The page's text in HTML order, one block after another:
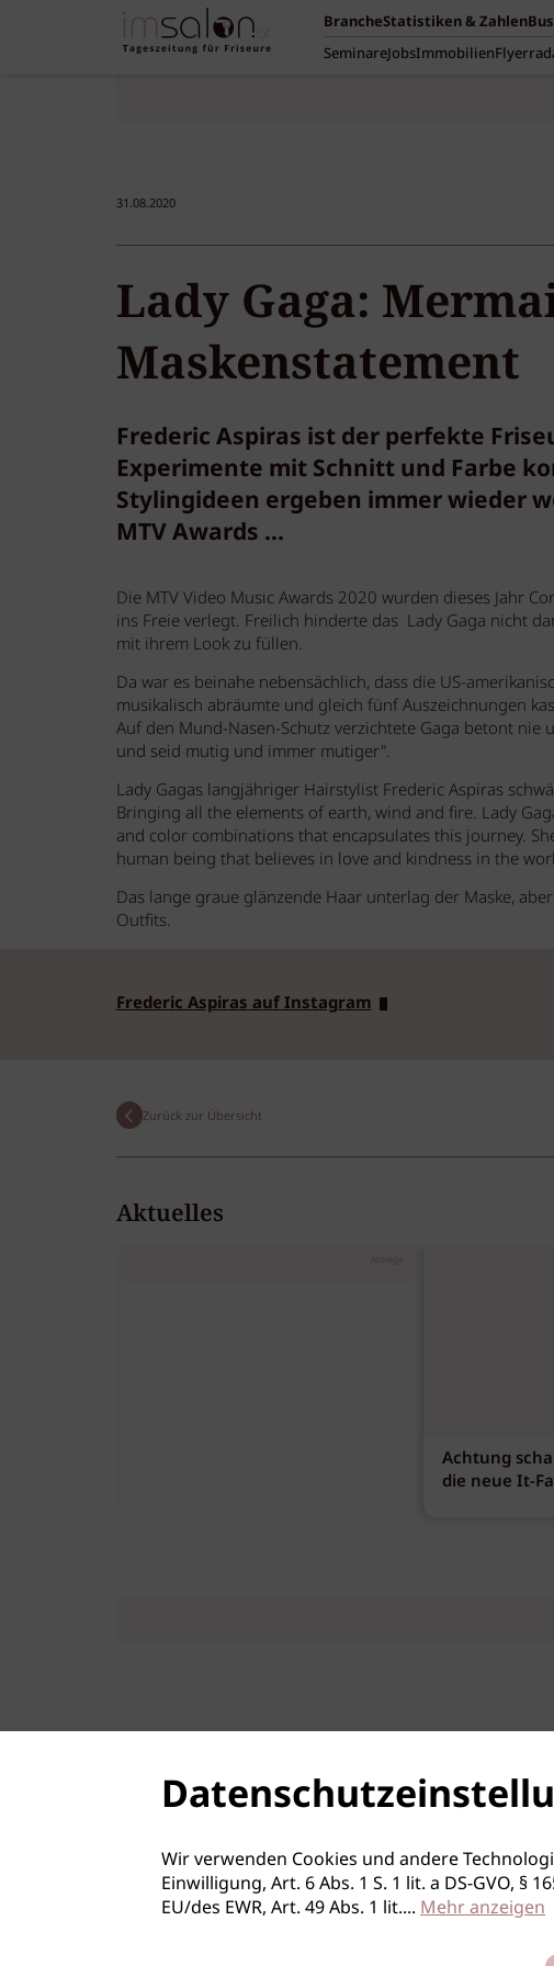
BrancheStatistiken & Zahlen
SeminareJobsImmobilien
31.08.2020
Lady Gaga:
Maskenstatement
Frederic Aspiras ist der perfekte
Experimente mit Schnitt und Farbe
Stylingideen ergeben immer wieder
MTV Awards ...
Die MTV Video Music Awards 2020 wurden dieses Jahr
ins Freie verlegt. Freilich hinderte das Lady Gaga nicht
mit ihrem Look zu füllen.
Da war es beinahe nebensächlich, dass die US-
musikalisch abräumte und gleich fünf Auszeichnungen
Auf den Mund-Nasen-Schutz verzichtete Gaga betont
und seid mutig und immer mutiger".
Lady Gagas langjähriger Hairstylist Frederic Aspiras
Bringing all the elements of earth, wind and fire. Lady
and color combinations that encapsulates this journey.
human being that believes in love and kindness in the
Das lange graue glänzende Haar unterlag der Maske,
Outfits.
Frederic Aspiras auf Instagram
Zurück zur Übersicht
Aktuelles
Anzeige
Achtung
die neue It-
Wir verwenden Cookies und andere
Einwilligung, Art. 6 Abs. 1 S. 1 lit. a DS-GVO,
EU/des EWR, Art. 49 Abs. 1 lit.... Mehr anzeigen